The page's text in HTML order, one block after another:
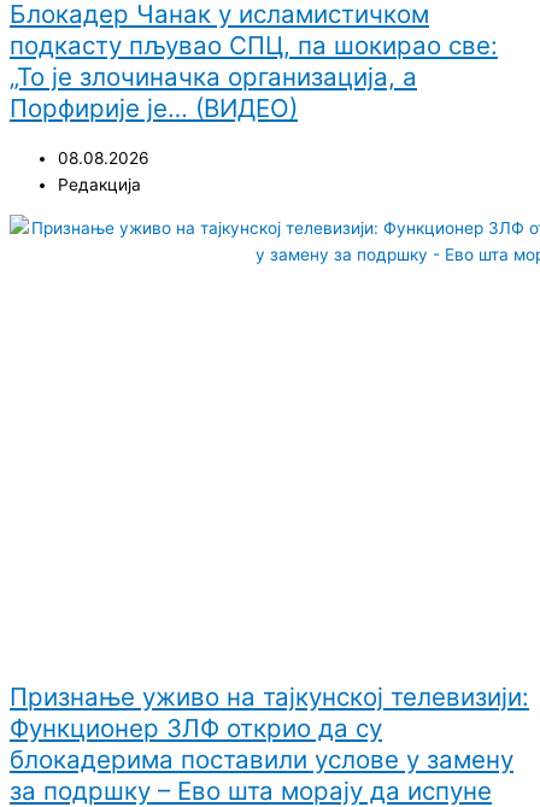
Блокадер Чанак у исламистичком
подкасту пљувао СПЦ, па шокирао све:
„То је злочиначка организација, а
Порфирије је… (ВИДЕО)
08.08.2026
Редакција
Признање уживо на тајкунској телевизији:
Функционер ЗЛФ открио да су
блокадерима поставили услове у замену
за подршку – Ево шта морају да испуне